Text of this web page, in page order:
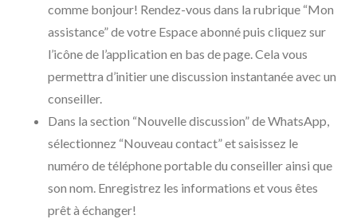
comme bonjour! Rendez-vous dans la rubrique “Mon
assistance” de votre Espace abonné puis cliquez sur
l’icône de l’application en bas de page. Cela vous
permettra d’initier une discussion instantanée avec un
conseiller.
Dans la section “Nouvelle discussion” de WhatsApp,
sélectionnez “Nouveau contact” et saisissez le
numéro de téléphone portable du conseiller ainsi que
son nom. Enregistrez les informations et vous êtes
prêt à échanger!